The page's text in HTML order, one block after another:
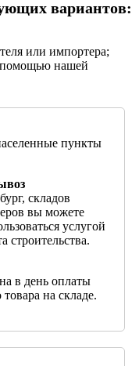
вариантов:
или импортера;
помощью нашей
пункты
складов
вы можете
услугой
строительства.
в день оплаты
на складе.